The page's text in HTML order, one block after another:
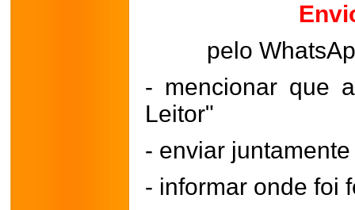
pelo
- mencionar que
Leitor"
- enviar
- informar onde foi